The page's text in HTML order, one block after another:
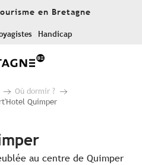
en Bretagne
Handicap
Où dormir ?
Quimper
au centre de Quimper